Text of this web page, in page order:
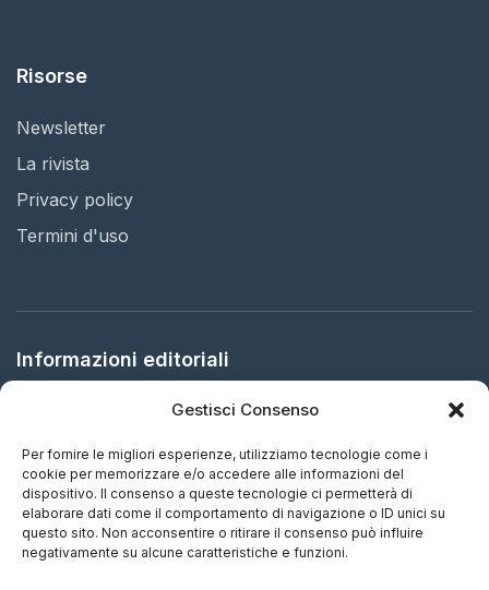
Gestisci Consenso
Per fornire le migliori esperienze, utilizziamo tecnologie come i
cookie per memorizzare e/o accedere alle informazioni del
dispositivo. Il consenso a queste tecnologie ci permetterà di
elaborare dati come il comportamento di navigazione o ID unici su
questo sito. Non acconsentire o ritirare il consenso può influire
negativamente su alcune caratteristiche e funzioni.
Risorse
Newsletter
La rivista
Privacy policy
Termini d'uso
Informazioni editoriali
Editore:Arbitration in Italy Ltd.
Kingdom
ISSN:2732-5695 (IT) - 2732-5687 (EN)
Periodicità:Aggiornamento continuo